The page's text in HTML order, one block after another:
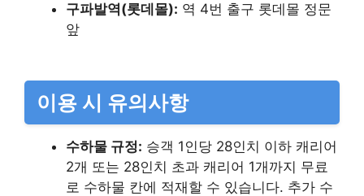
구파발역(롯데몰): 역 4번 출구 롯데몰 정문
앞
이용 시 유의사항
수하물 규정: 승객 1인당 28인치 이하 캐리어
2개 또는 28인치 초과 캐리어 1개까지 무료
로 수하물 칸에 적재할 수 있습니다. 추가 수